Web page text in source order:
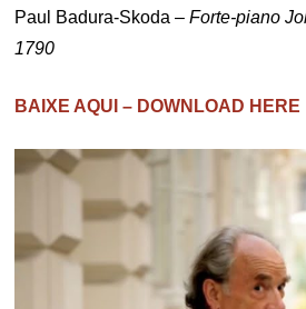
Paul Badura-Skoda –Forte-piano
1790
BAIXE AQUI – DOWNLOAD HERE